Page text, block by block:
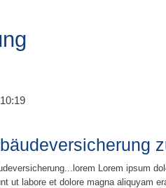
Lorem ipsum
ut labore et dolore magna aliquyam